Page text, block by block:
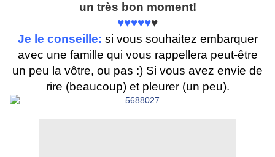
un très bon moment!
♥♥♥♥♥♥
Je le conseille: si vous souhaitez embarquer
avec une famille qui vous rappellera peut-être
un peu la vôtre, ou pas :) Si vous avez envie de
rire (beaucoup) et pleurer (un peu).